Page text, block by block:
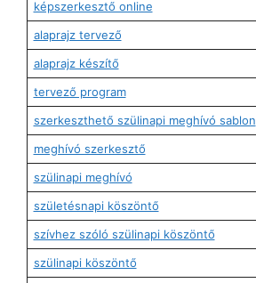
képszerkesztő online
alaprajz tervező
alaprajz készítő
tervező program
szerkeszthető szülinapi meghívó sablon
meghívó szerkesztő
szülinapi meghívó
születésnapi köszöntő
szívhez szóló szülinapi köszöntő
szülinapi köszöntő